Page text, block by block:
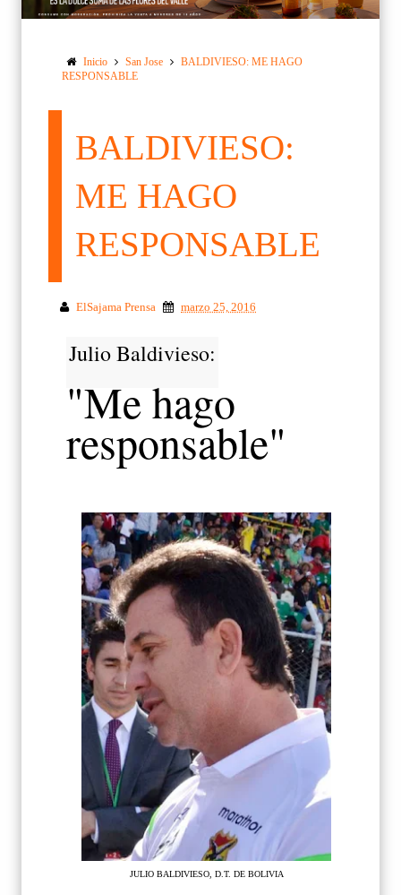
Inicio San Jose
BALDIVIESO: ME HAGO
RESPONSABLE
BALDIVIESO:
ME HAGO
RESPONSABLE
ElSajama Prensa marzo 25, 2016
Julio Baldivieso:
"Me hago
responsable"
JULIO BALDIVIESO, D.T. DE BOLIVIA